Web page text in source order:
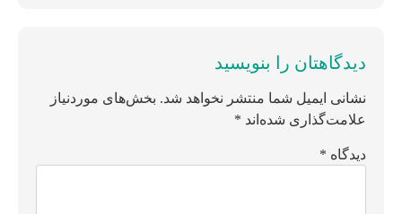
دیدگاهتان را بنویسید
نشانی ایمیل شما منتشر نخواهد شد. بخش‌های موردنیاز
علامت‌گذاری شده‌اند *
دیدگاه *